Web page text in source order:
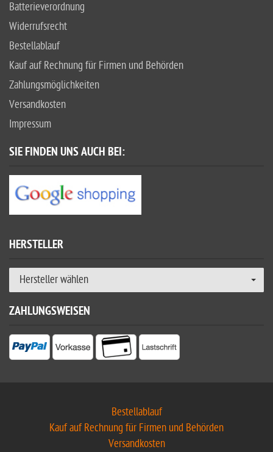
Batterieverordnung
Widerrufsrecht
Bestellablauf
Kauf auf Rechnung für Firmen und Behörden
Zahlungsmöglichkeiten
Versandkosten
Impressum
SIE FINDEN UNS AUCH BEI:
HERSTELLER
Hersteller wählen
ZAHLUNGSWEISEN
Bestellablauf
Kauf auf Rechnung für Firmen und Behörden
Versandkosten